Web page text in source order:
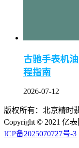
古驰手表机
程指南
2026-07-12
版权所有：北京精时
Copyright © 2021 亿表
ICP备2025070727号-3